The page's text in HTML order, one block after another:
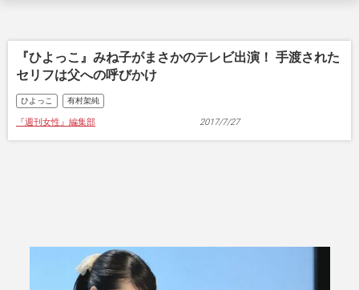
『ひよっこ』みね子がまさかのテレビ出演！ 手渡された
セリフは父への呼びかけ
ひよっこ 有村架純
『週刊女性』編集部 2017/7/27